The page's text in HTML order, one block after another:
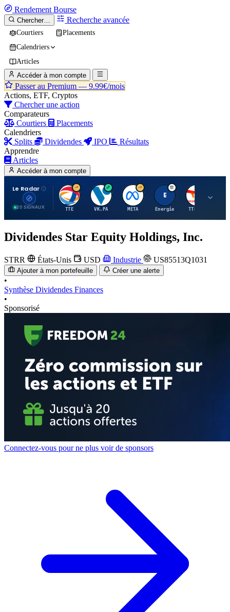
Rendement Bourse
Chercher… Recherche avancée
Courtiers
Placements
Calendriers
Articles
Accéder à mon compte
Passer au Premium — 9.99€/mois
Actions, ETF, Cryptos
Chercher une action
Comparateurs
Courtiers
Placements
Calendriers
Splits
Dividendes IPO
Résultats
Apprendre
Articles
Accéder à mon compte
Le Radar
20 SIGNAUX
T
TTE
V
VK.PA
M
META
E
Energie
T
TTE.PA
Dividendes Star Equity Holdings, Inc.
STRR États-Unis USD Industrie US85513Q1031
Ajouter à mon portefeuille Créer une alerte
•
Synthèse Dividendes Finances
•
Sponsorisé
Connectez-vous pour ne plus voir de sponsors